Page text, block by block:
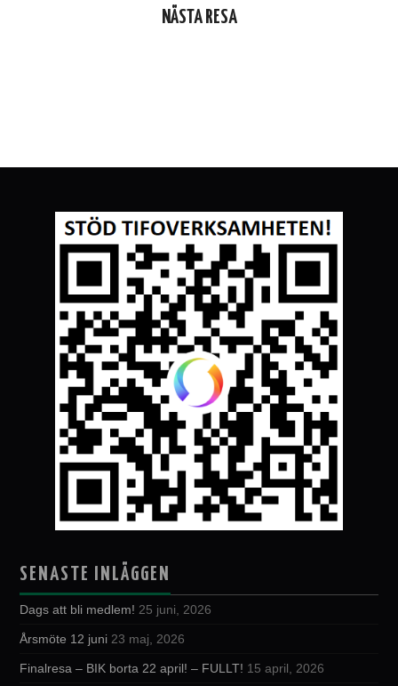
NÄSTA RESA
SENASTE INLÄGGEN
Dags att bli medlem! 25 juni, 2026
Årsmöte 12 juni 23 maj, 2026
Finalresa – BIK borta 22 april! – FULLT! 15 april, 2026